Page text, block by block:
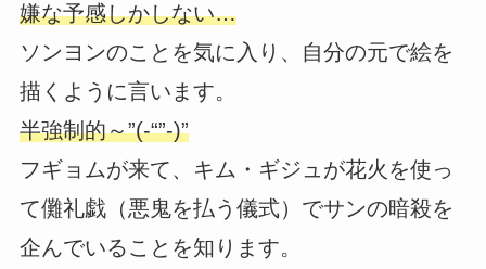
嫌な予感しかしない…
ソンヨンのことを気に入り、自分の元で絵を
描くように言います。
半強制的～”(-“”-)”
フギョムが来て、キム・ギジュが花火を使っ
て儺礼戯（悪鬼を払う儀式）でサンの暗殺を
企んでいることを知ります。